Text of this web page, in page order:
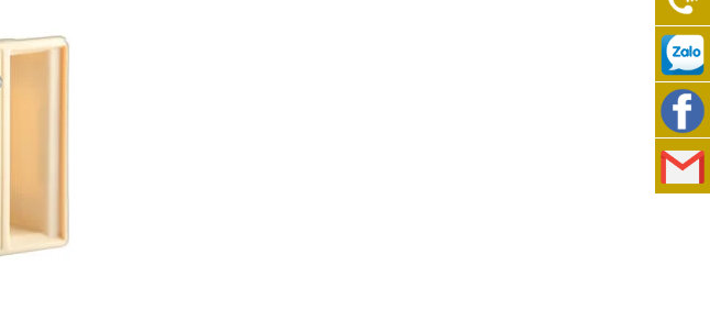
0938
989
276
0938
989
Việt